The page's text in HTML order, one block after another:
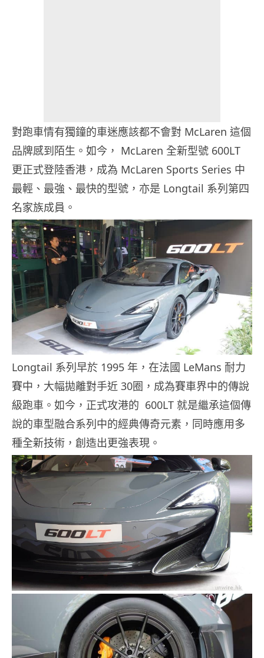
對跑車情有獨鐘的車迷應該都不會對 McLaren 這個
品牌感到陌生。如今， McLaren 全新型號 600LT
更正式登陸香港，成為 McLaren Sports Series 中
最輕、最強、最快的型號，亦是 Longtail 系列第四
名家族成員。
Longtail 系列早於 1995 年，在法國 LeMans 耐力
賽中，大幅拋離對手近 30圈，成為賽車界中的傳說
級跑車。如今，正式攻港的 600LT 就是繼承這個傳
說的車型融合系列中的經典傳奇元素，同時應用多
種全新技術，創造出更強表現。